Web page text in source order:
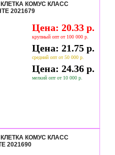
КОМУС КЛАСС
2021679
Цена: 20.33 р.
крупный опт от 100 000 р.
Цена: 21.75 р.
средний опт от 50 000 р.
Цена: 24.36 р.
мелкий опт от 10 000 р.
КОМУС КЛАСС
2021690